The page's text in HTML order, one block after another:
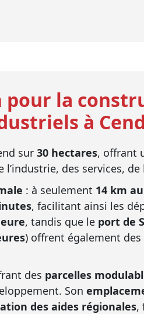
pour la
à
sur 30 hectares, offrant
des services,
: à seulement 14 km
, facilitant ainsi les
, tandis que le port de
) offrent également
des parcelles
Son
des aides régionales,